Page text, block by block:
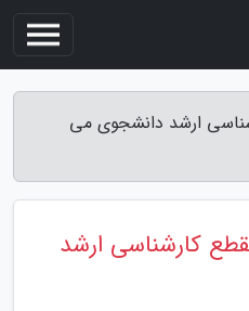
ارشد دانشجوی می
کارشناسی ارشد